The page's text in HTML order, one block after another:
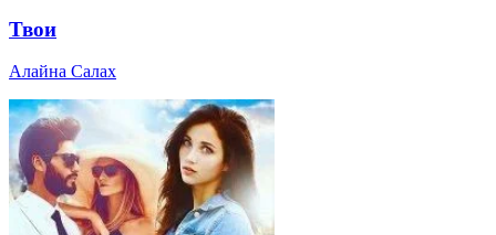
Твои
Алайна Салах